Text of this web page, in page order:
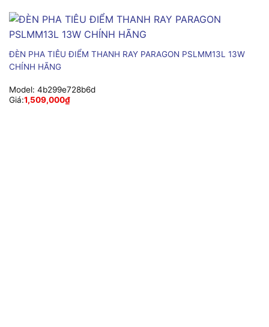
ĐÈN PHA TIÊU ĐIỂM THANH RAY PARAGON PSLMM13L 13W
CHÍNH HÃNG
Model: 4b299e728b6d
Giá:1,509,000₫